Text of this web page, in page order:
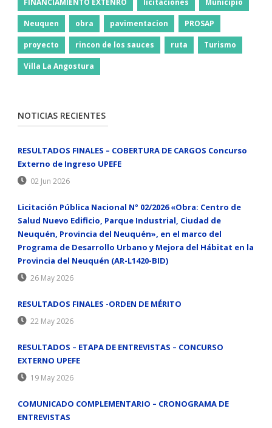
Neuquen obra pavimentacion PROSAP
proyecto rincon de los sauces ruta Turismo
Villa La Angostura
NOTICIAS RECIENTES
RESULTADOS FINALES – COBERTURA DE CARGOS Concurso
Externo de Ingreso UPEFE
02 Jun 2026
Licitación Pública Nacional N° 02/2026 «Obra: Centro de
Salud Nuevo Edificio, Parque Industrial, Ciudad de
Neuquén, Provincia del Neuquén», en el marco del
Programa de Desarrollo Urbano y Mejora del Hábitat en la
Provincia del Neuquén (AR-L1420-BID)
26 May 2026
RESULTADOS FINALES -ORDEN DE MÉRITO
22 May 2026
RESULTADOS – ETAPA DE ENTREVISTAS – CONCURSO
EXTERNO UPEFE
19 May 2026
COMUNICADO COMPLEMENTARIO – CRONOGRAMA DE
ENTREVISTAS